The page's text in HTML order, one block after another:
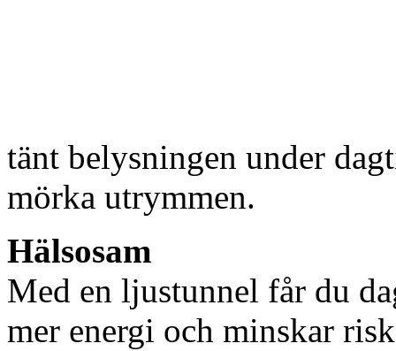
tänt belysningen under
mörka utrymmen.
Hälsosam
Med en ljustunnel får du
mer energi och minskar